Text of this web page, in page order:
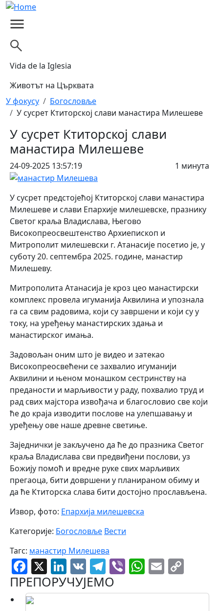
Skip to main content
Vida de la Iglesia
Животът на Църквата
Breadcrumb
У фокусу
Богословље
У сусрет Ктиторској слави манастира Милешеве
У сусрет Ктиторској слави
манастира Милешеве
24-09-2025 13:57:19 1 минута
У сусрет предстојећој Ктиторској слави манастира
Милешеве и слави Епархије милешевске, празнику
Светог краља Владислава, Његово
Високопреосвештенство Архиепископ и
Митрополит милешевски г. Атанасије посетио је, у
суботу 20. септембра 2025. године, манастир
Милешеву.
Митрополита Атанасија је кроз цео манастирски
комплекс провела игуманија Аквилина и упознала
га са свим радовима, који су завршени и који су у
току, на уређењу манастирских здања и
манастирског имања.
Задовољан оним што је видео и затекао
Високопреосвећени се захвалио игуманији
Аквилини и њеном монашком сестринству на
преданости и марљивости у раду, похвалио труд и
рад свих мајстора извођача и благословио све који
ће до краја изводити послове на улепшавању и
уређењу ове наше древне светиње.
Заједнички је закључено да ће до празника Светог
краља Владислава сви предвиђени послови, уз
Божију помоћ и вредне руке свих марљивих
прегаоца, бити довршени у планираном обиму и
да ће Ктиторска слава бити достојно прослављена.
Извор, фото: Епархија милешевска
Категорије: Богословље Вести
Тагс: манастир Милешева
Facebook
X LinkedIn
VK Telegram
Viber Email
ПРЕПОРУЧУЈЕМО